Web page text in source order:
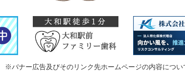
※バナー広告及びそのリンク先ホームページの内容につ